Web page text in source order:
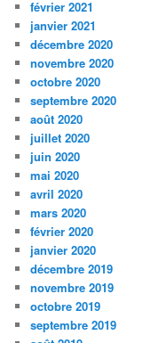
février 2021
janvier 2021
décembre 2020
novembre 2020
octobre 2020
septembre 2020
août 2020
juillet 2020
juin 2020
mai 2020
avril 2020
mars 2020
février 2020
janvier 2020
décembre 2019
novembre 2019
octobre 2019
septembre 2019